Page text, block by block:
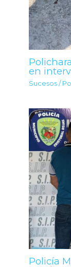
en
Sucesos /
Policía